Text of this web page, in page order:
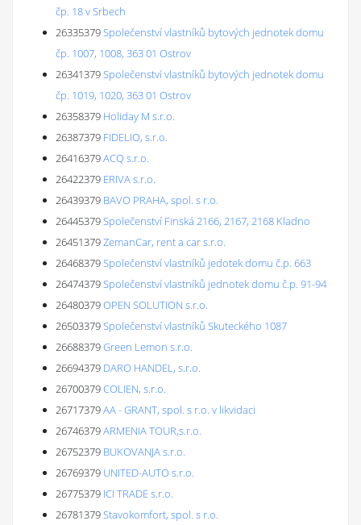
čp. 18 v Srbech
26335379Společenství vlastníků bytových jednotek domu
čp. 1007, 1008, 363 01 Ostrov
26341379Společenství vlastníků bytových jednotek domu
čp. 1019, 1020, 363 01 Ostrov
26358379 Holiday M s.r.o.
26387379 FIDELIO, s.r.o.
26416379ACQ s.r.o.
26422379 ERIVA s.r.o.
26439379 BAVO PRAHA, spol. s r.o.
26445379Společenství Finská 2166, 2167, 2168 Kladno
26451379ZemanCar, rent a car s.r.o.
26468379Společenství vlastníků jedotek domu č.p. 663
26474379Společenství vlastníků jednotek domu č.p. 91-94
26480379OPEN SOLUTION s.r.o.
26503379Společenství vlastníků Skuteckého 1087
26688379Green Lemon s.r.o.
26694379 DARO HANDEL, s.r.o.
26700379COLIEN, s.r.o.
26717379AA - GRANT, spol. s r.o. v likvidaci
26746379ARMENIA TOUR,s.r.o.
26752379 BUKOVANJA s.r.o.
26769379 UNITED-AUTO s.r.o.
26775379 ICI TRADE s.r.o.
26781379Stavokomfort, spol. s r.o.